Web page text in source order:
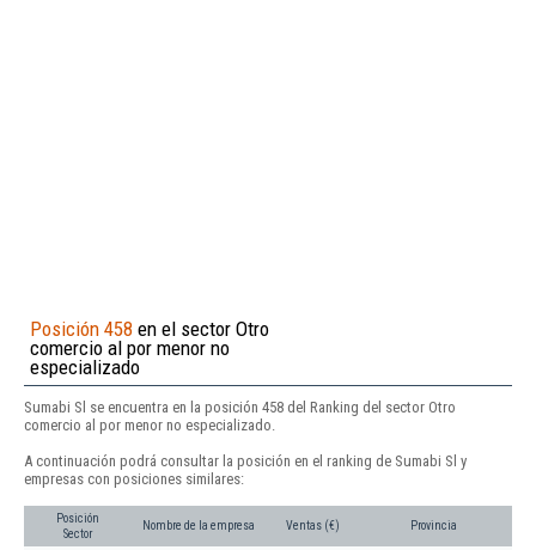
Posición 458 en el sector Otro
comercio al por menor no
especializado
Sumabi Sl se encuentra en la posición 458 del Ranking del sector Otro
comercio al por menor no especializado.
A continuación podrá consultar la posición en el ranking de Sumabi Sl y
empresas con posiciones similares:
Posición
Sector
Nombre de la empresa Ventas (€) Provincia